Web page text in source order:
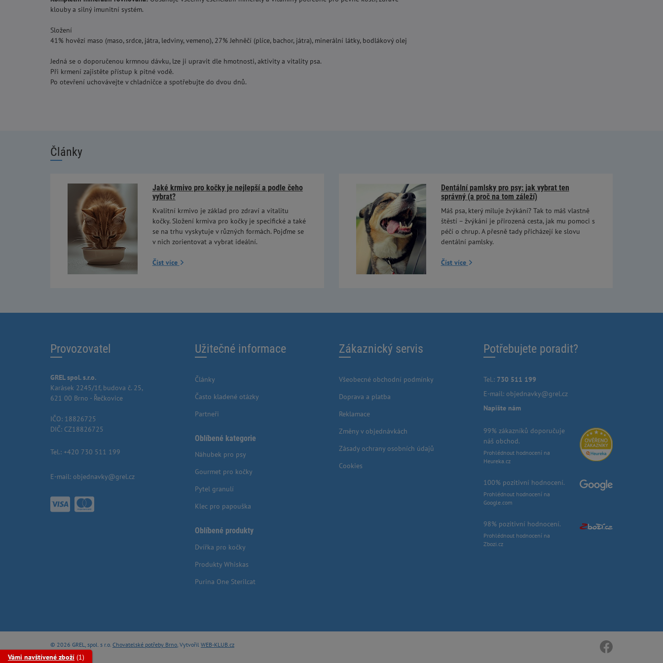
klouby a silný imunitní systém.
Složení
41% hovězí maso (maso, srdce, játra, ledviny, vemeno), 27% Jehněčí (plíce, bachor, játra), minerální látky, bodlákový olej
Jedná se o doporučenou krmnou dávku, lze ji upravit dle hmotnosti, aktivity a vitality psa.
Při krmení zajistěte přístup k pitné vodě.
Po otevření uchovávejte v chladničce a spotřebujte do dvou dnů.
Články
Jaké krmivo pro kočky je nejlepší a podle čeho
vybrat?
Kvalitní krmivo je základ pro zdraví a vitalitu
kočky. Složení krmiva pro kočky je specifické a také
se na trhu vyskytuje v různých formách. Pojďme se
v nich zorientovat a vybrat ideální.
Číst více
Dentální pamlsky pro psy: jak vybrat ten
správný (a proč na tom záleží)
Máš psa, který miluje žvýkání? Tak to máš vlastně
štěstí – žvýkání je přirozená cesta, jak mu pomoci s
péčí o chrup. A přesně tady přicházejí ke slovu
dentální pamlsky.
Číst více
Provozovatel
GREL spol. s.r.o.
Karásek 2245/1f, budova č. 25,
621 00 Brno - Řečkovice
IČO: 18826725
DIČ: CZ18826725
Tel.: +420 730 511 199
E-mail: objednavky@grel.cz
Užitečné informace
Články
Často kladené otázky
Partneři
Oblíbené kategorie
Náhubek pro psy
Gourmet pro kočky
Pytel granulí
Klec pro papouška
Oblíbené produkty
Dvířka pro kočky
Produkty Whiskas
Purina One Sterilcat
Zákaznický servis
Všeobecné obchodní podmínky
Doprava a platba
Reklamace
Změny v objednávkách
Zásady ochrany osobních údajů
Cookies
Potřebujete poradit?
Tel.: 730 511 199
E-mail: objednavky@grel.cz
Napište nám
99% zákazníků doporučuje
náš obchod.
Prohlédnout hodnocení na
Heureka.cz
100% pozitivní hodnocení.
Prohlédnout hodnocení na
Google.com
98% pozitivní hodnocení.
Prohlédnout hodnocení na
Zbozi.cz
© 2026 GREL, spol. s r.o. Chovatelské potřeby Brno , Vytvořil WEB-KLUB.cz
Vámi navštívené zboží (1)